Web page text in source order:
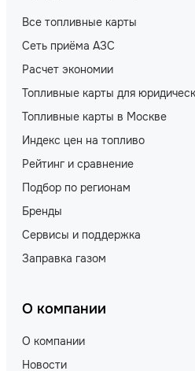
Все топливные карты
Сеть приёма АЗС
Расчет экономии
Топливные карты для
Топливные карты в Москве
Индекс цен на топливо
Рейтинг и сравнение
Подбор по регионам
Бренды
Сервисы и поддержка
Заправка газом
О компании
О компании
Новости